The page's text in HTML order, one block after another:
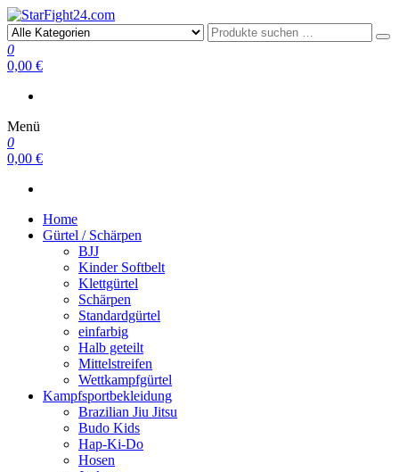
StarFight24.com
Kampfsportartikel
0
0,00 €
Menü
0
0,00 €
Home
Gürtel / Schärpen
BJJ
Kinder Softbelt
Klettgürtel
Schärpen
Standardgürtel
einfarbig
Halb geteilt
Mittelstreifen
Wettkampfgürtel
Kampfsportbekleidung
Brazilian Jiu Jitsu
Budo Kids
Hap-Ki-Do
Hosen